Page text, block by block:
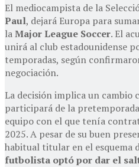
El mediocampista de la
Paul, dejará Europa para
laMajor League Soccer. El
unirá al club estadounidense
temporadas, según
negociación.
La decisión implica un cambio
participará de la
equipo con el que tenía
2025. A pesar de su buen
habitual titular en el esquema
futbolista optó por dar el